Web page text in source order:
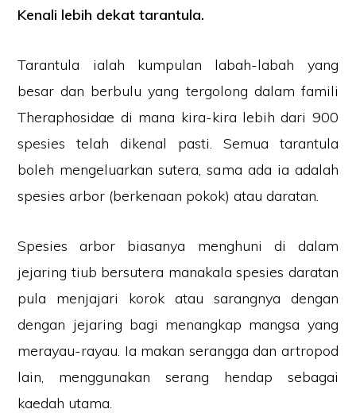
Kenali lebih dekat tarantula.
Tarantula ialah kumpulan labah-labah yang
besar dan berbulu yang tergolong dalam famili
Theraphosidae di mana kira-kira lebih dari 900
spesies telah dikenal pasti. Semua tarantula
boleh mengeluarkan sutera, sama ada ia adalah
spesies arbor (berkenaan pokok) atau daratan.
Spesies arbor biasanya menghuni di dalam
jejaring tiub bersutera manakala spesies daratan
pula menjajari korok atau sarangnya dengan
dengan jejaring bagi menangkap mangsa yang
merayau-rayau. Ia makan serangga dan artropod
lain, menggunakan serang hendap sebagai
kaedah utama.